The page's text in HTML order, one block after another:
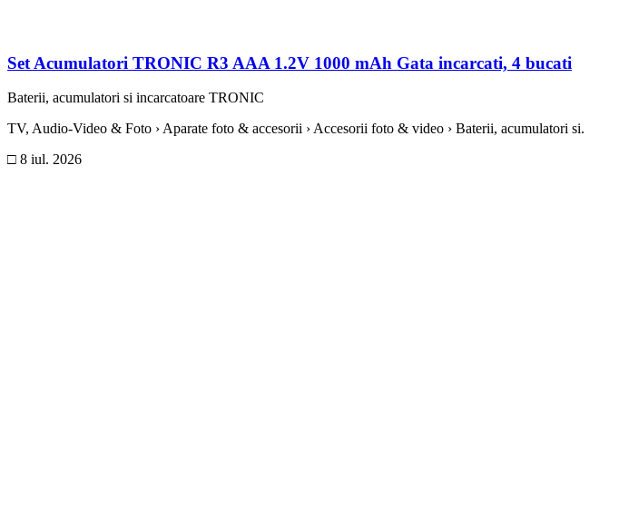
Set Acumulatori TRONIC R3 AAA 1.2V 1000 mAh Gata incarcati, 4 bucati
Baterii, acumulatori si incarcatoare TRONIC
TV, Audio-Video & Foto › Aparate foto & accesorii › Accesorii foto & video › Baterii, acumulatori si.
□ 8 iul. 2026